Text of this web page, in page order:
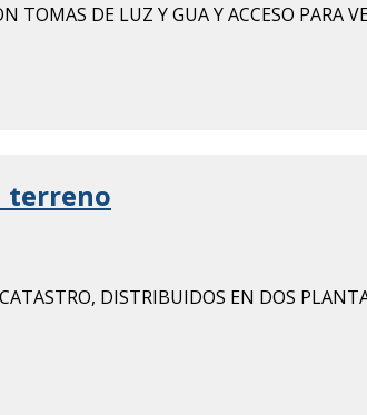
TOMAS DE LUZ Y GUA Y ACCESO PARA
terreno
DISTRIBUIDOS EN DOS